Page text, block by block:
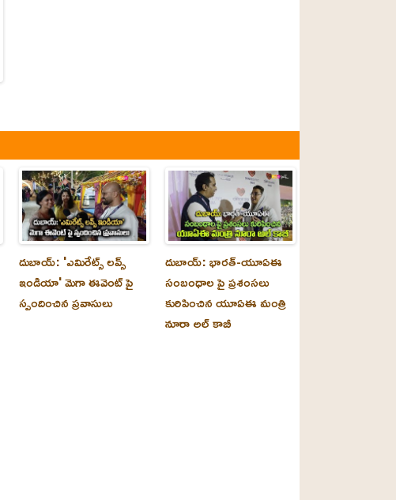
దుబాయ్‌: 'ఎమిరేట్స్ లవ్స్
ఇండియా' మెగా ఈవెంట్ పై
స్పందించిన ప్రవాసులు
దుబాయ్‌: భారత్-యూఏఈ
సంబంధాల పై ప్రశంసలు
కురిపించిన యూఏఈ మంత్రి
నూరా అల్‌ కాబీ